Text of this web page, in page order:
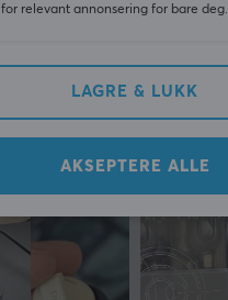
relevant annonsering for bare deg.
LAGRE & LUKK
AKSEPTERE ALLE